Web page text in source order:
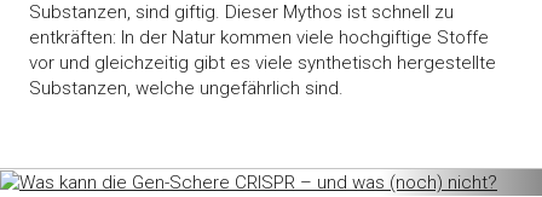
Substanzen, sind giftig. Dieser Mythos ist schnell zu
entkräften: In der Natur kommen viele hochgiftige Stoffe
vor und gleichzeitig gibt es viele synthetisch hergestellte
Substanzen, welche ungefährlich sind.